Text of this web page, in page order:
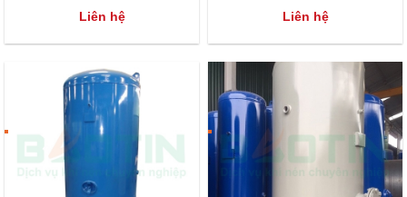
Liên hệ Liên hệ